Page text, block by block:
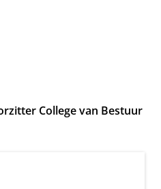
College van Bestuur